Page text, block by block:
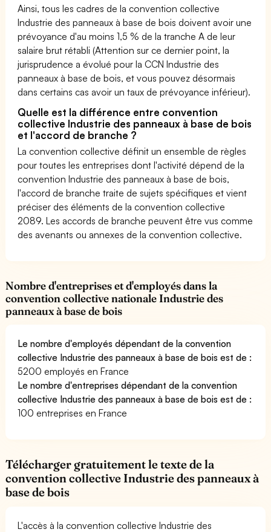
Ainsi, tous les cadres de la convention collective
Industrie des panneaux à base de bois doivent avoir une
prévoyance d'au moins 1,5 % de la tranche A de leur
salaire brut rétabli (Attention sur ce dernier point, la
jurisprudence a évolué pour la CCN Industrie des
panneaux à base de bois, et vous pouvez désormais
dans certains cas avoir un taux de prévoyance inférieur).
Quelle est la différence entre convention
collective Industrie des panneaux à base de bois
et l'accord de branche ?
La convention collective définit un ensemble de règles
pour toutes les entreprises dont l'activité dépend de la
convention Industrie des panneaux à base de bois,
l'accord de branche traite de sujets spécifiques et vient
préciser des éléments de la convention collective
2089. Les accords de branche peuvent être vus comme
des avenants ou annexes de la convention collective.
Nombre d'entreprises et d'employés dans la
convention collective nationale Industrie des
panneaux à base de bois
Le nombre d'employés dépendant de la convention
collective Industrie des panneaux à base de bois est de :
5200 employés en France
Le nombre d'entreprises dépendant de la convention
collective Industrie des panneaux à base de bois est de :
100 entreprises en France
Télécharger gratuitement le texte de la
convention collective Industrie des panneaux à
base de bois
L'accès à la convention collective Industrie des